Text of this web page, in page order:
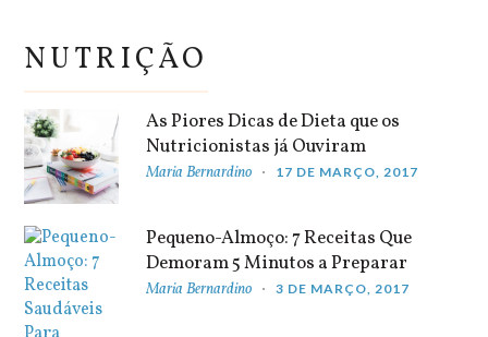
NUTRIÇÃO
As Piores Dicas de Dieta que os
Nutricionistas já Ouviram
Maria Bernardino 17 DE MARÇO, 2017
Pequeno-Almoço: 7 Receitas Que
Demoram 5 Minutos a Preparar
Maria Bernardino 3 DE MARÇO, 2017